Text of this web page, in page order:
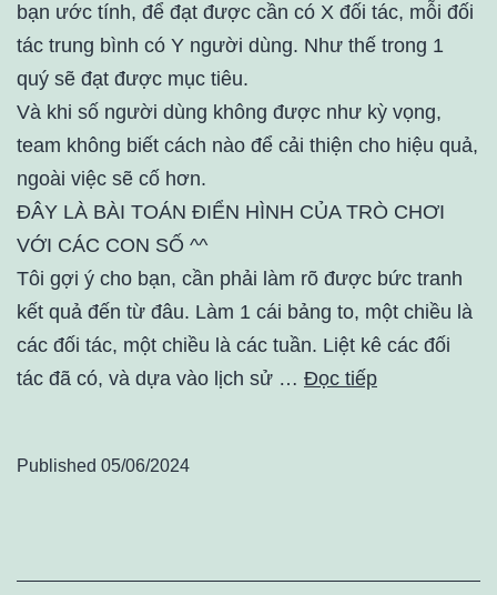
bạn ước tính, để đạt được cần có X đối tác, mỗi đối
tác trung bình có Y người dùng. Như thế trong 1
quý sẽ đạt được mục tiêu.
Và khi số người dùng không được như kỳ vọng,
team không biết cách nào để cải thiện cho hiệu quả,
ngoài việc sẽ cố hơn.
ĐÂY LÀ BÀI TOÁN ĐIỂN HÌNH CỦA TRÒ CHƠI
VỚI CÁC CON SỐ ^^
Tôi gợi ý cho bạn, cần phải làm rõ được bức tranh
kết quả đến từ đâu. Làm 1 cái bảng to, một chiều là
các đối tác, một chiều là các tuần. Liệt kê các đối
tác đã có, và dựa vào lịch sử … Đọc tiếp
Published 05/06/2024